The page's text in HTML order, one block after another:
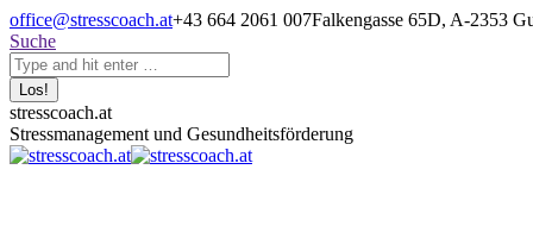
Zum
Inhalt
springen
office@stresscoach.at+43 664 2061 007Falkengasse 65D, A-2353
Search:
Suche
Linkedin
page
opens
XING
page
opens
YouTube
page
opens
stresscoach.at
Stressmanagement und Gesundheitsförderung